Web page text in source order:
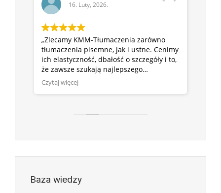
16. Luty, 2026.
„Zlecamy KMM-Tłumaczenia zarówno
tłumaczenia pisemne, jak i ustne. Cenimy
ich elastyczność, dbałość o szczegóły i to,
że zawsze szukają najlepszego
rozwiązania, zamiast proponować ‘jedno,
uniwersalne’ podejście.”
Czytaj więcej
Baza wiedzy